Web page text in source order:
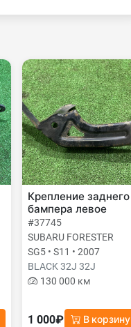
Крепление заднего
бампера левое
#37745
SUBARU FORESTER
SG5 • S11 • 2007
BLACK 32J 32J
130 000 км
1 000₽ В корзину